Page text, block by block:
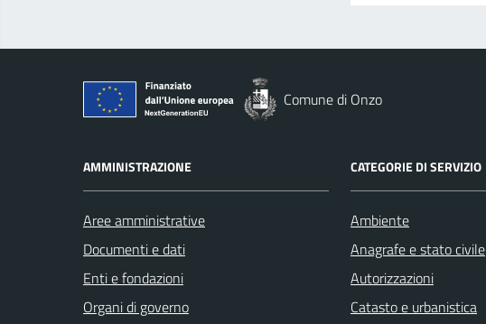
Comune di Onzo
AMMINISTRAZIONE
Aree amministrative
Documenti e dati
Enti e fondazioni
Organi di governo
CATEGORIE DI SERVIZIO
Ambiente
Anagrafe e stato civile
Autorizzazioni
Catasto e urbanistica